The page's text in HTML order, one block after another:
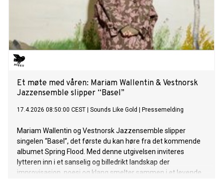
Et møte med våren: Mariam Wallentin & Vestnorsk
Jazzensemble slipper “Basel”
17.4.2026 08:50:00 CEST Sounds Like Gold Pressemelding
Mariam Wallentin og Vestnorsk Jazzensemble slipper
singelen “Basel”, det første du kan høre fra det kommende
albumet Spring Flood. Med denne utgivelsen inviteres
lytteren inn i et sanselig og billedrikt landskap der
improvisasjon, poesi og klang smelter sammen i et levende